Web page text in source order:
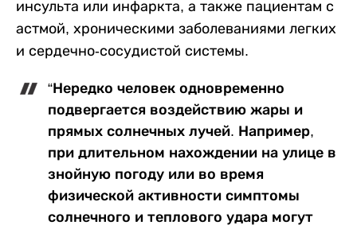
инсульта или инфаркта, а также пациентам с
астмой, хроническими заболеваниями легких
и сердечно-сосудистой системы.
“Нередко человек одновременно
подвергается воздействию жары и
прямых солнечных лучей. Например,
при длительном нахождении на улице в
знойную погоду или во время
физической активности симптомы
солнечного и теплового удара могут